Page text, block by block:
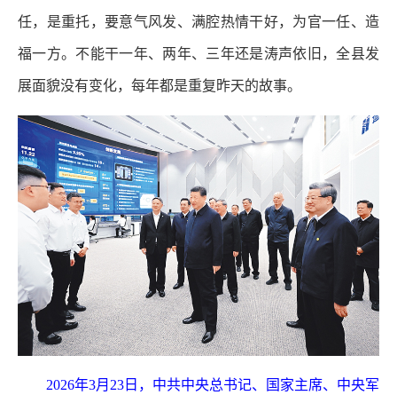
任，是重托，要意气风发、满腔热情干好，为官一任、造
福一方。不能干一年、两年、三年还是涛声依旧，全县发
展面貌没有变化，每年都是重复昨天的故事。
2026年3月23日，中共中央总书记、国家主席、中央军